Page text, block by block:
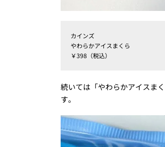
カインズ
やわらかアイスまくら
￥398（税込）
続いては「やわらかアイスま
す。